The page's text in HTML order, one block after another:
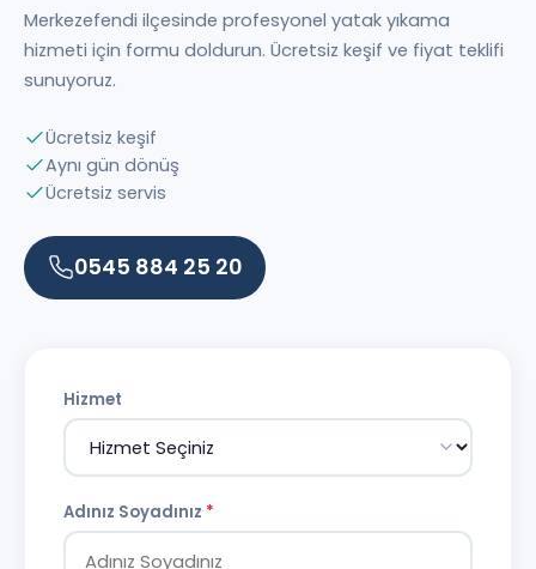
Merkezefendi ilçesinde profesyonel yatak yıkama
hizmeti için formu doldurun. Ücretsiz keşif ve fiyat teklifi
sunuyoruz.
Ücretsiz keşif
Aynı gün dönüş
Ücretsiz servis
0545 884 25 20
Hizmet
Adınız Soyadınız *